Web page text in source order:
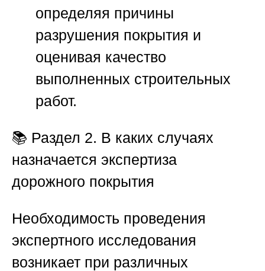
определяя причины
разрушения покрытия и
оценивая качество
выполненных строительных
работ.
📚 Раздел 2. В каких случаях
назначается экспертиза
дорожного покрытия
Необходимость проведения
экспертного исследования
возникает при различных